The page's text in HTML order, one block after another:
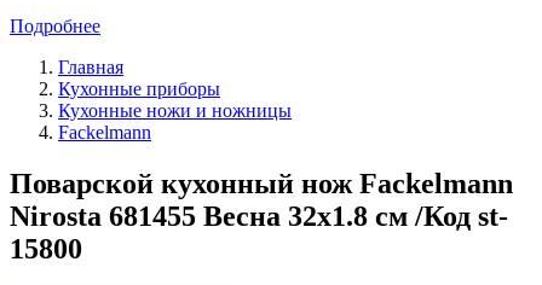
Подробнее
Главная
Кухонные приборы
Кухонные ножи и ножницы
Fackelmann
Поварской кухонный нож Fackelmann
Nirosta 681455 Весна 32х1.8 см /Код st-
15800